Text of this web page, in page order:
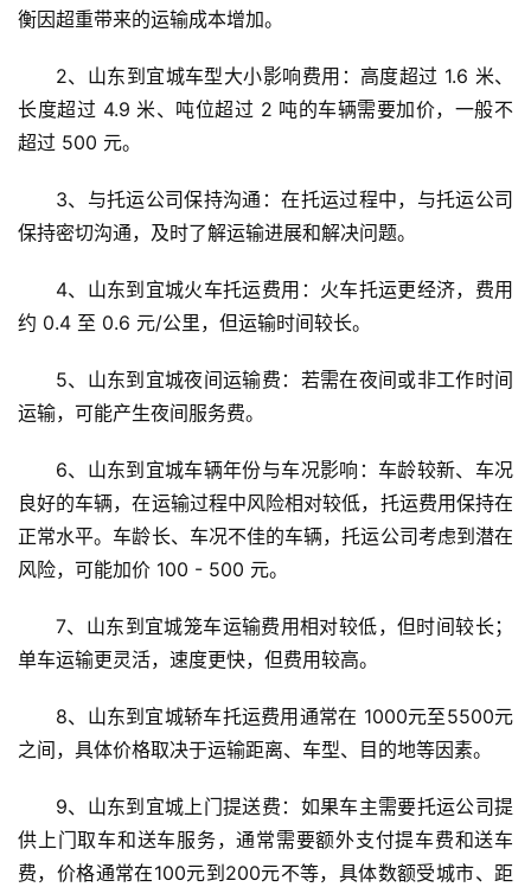
衡因超重带来的运输成本增加。
2、山东到宜城车型大小影响费用：高度超过 1.6 米、
长度超过 4.9 米、吨位超过 2 吨的车辆需要加价，一般不
超过 500 元。
3、与托运公司保持沟通：在托运过程中，与托运公司
保持密切沟通，及时了解运输进展和解决问题。
4、山东到宜城火车托运费用：火车托运更经济，费用
约 0.4 至 0.6 元/公里，但运输时间较长。
5、山东到宜城夜间运输费：若需在夜间或非工作时间
运输，可能产生夜间服务费。
6、山东到宜城车辆年份与车况影响：车龄较新、车况
良好的车辆，在运输过程中风险相对较低，托运费用保持在
正常水平。车龄长、车况不佳的车辆，托运公司考虑到潜在
风险，可能加价 100 - 500 元。
7、山东到宜城笼车运输费用相对较低，但时间较长；
单车运输更灵活，速度更快，但费用较高。
8、山东到宜城轿车托运费用通常在 1000元至5500元
之间，具体价格取决于运输距离、车型、目的地等因素。
9、山东到宜城上门提送费：如果车主需要托运公司提
供上门取车和送车服务，通常需要额外支付提车费和送车
费，价格通常在100元到200元不等，具体数额受城市、距